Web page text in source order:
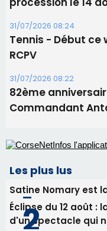
31/07/2026 08:24
Tennis - Début ce
RCPV
31/07/2026 08:22
82ème
Commandant
Les plus lus
Satine Nomary est
Éclipse du 12 août :
d'un spectacle qui